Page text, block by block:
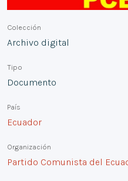
Colección
Archivo digital
Tipo
Documento
País
Ecuador
Organización
Partido Comunista del